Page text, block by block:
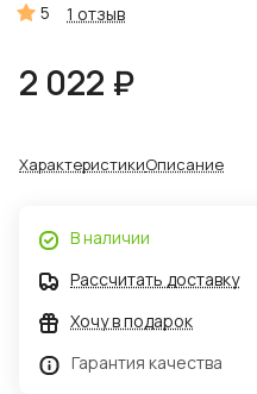
5 1 отзыв
2 022 ₽
ХарактеристикиОписание
В наличии
Рассчитать доставку
Хочу в подарок
Гарантия качества